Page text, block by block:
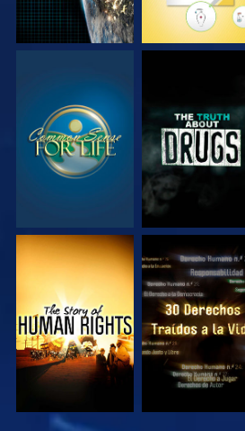
VE
VE VE